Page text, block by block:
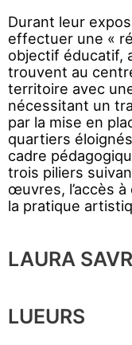
Durant leur
effectuer une «
objectif éducatif,
trouvent au
territoire avec
nécessitant un
par la mise en
quartiers
cadre
trois piliers
œuvres, l’accès
la pratique
LAURA
LUEURS